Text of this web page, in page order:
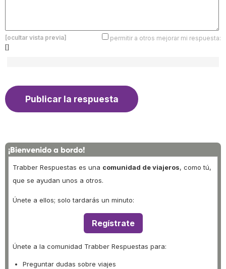
[ocultar vista previa]
permitir a otros mejorar mi respuesta:
[]
¡Bienvenido a bordo!
Trabber Respuestas es una comunidad de viajeros, como tú,
que se ayudan unos a otros.
Únete a ellos; solo tardarás un minuto:
Regístrate
Únete a la comunidad Trabber Respuestas para:
Preguntar dudas sobre viajes